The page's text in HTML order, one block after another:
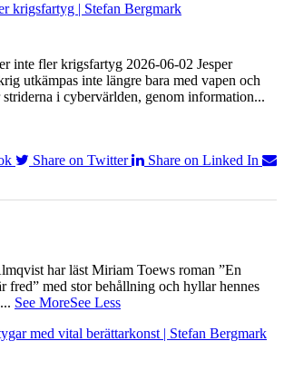
krigsfartyg | Stefan Bergmark
inte fler krigsfartyg 2026-06-02 Jesper
utkämpas inte längre bara med vapen och
striderna i cybervärlden, genom information...
Share on Twitter
Share on Linked In
har läst Miriam Toews roman ”En
fred” med stor behållning och hyllar hennes
... See MoreSee Less
med vital berättarkonst | Stefan Bergmark